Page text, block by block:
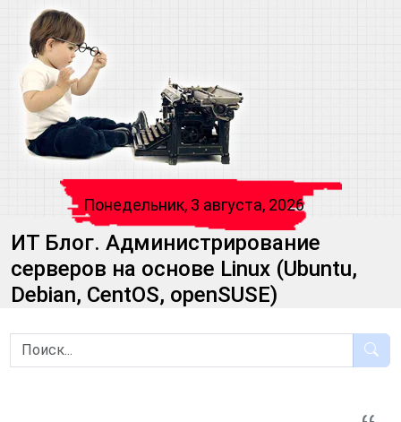
Понедельник, 3 августа, 2026
ИТ Блог. Администрирование
серверов на основе Linux (Ubuntu,
Debian, CentOS, openSUSE)